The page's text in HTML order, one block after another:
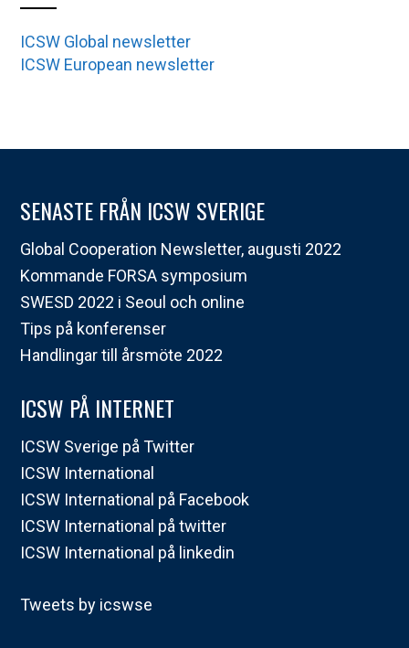
ICSW Global newsletter
ICSW European newsletter
SENASTE FRÅN ICSW SVERIGE
Global Cooperation Newsletter, augusti 2022
Kommande FORSA symposium
SWESD 2022 i Seoul och online
Tips på konferenser
Handlingar till årsmöte 2022
ICSW PÅ INTERNET
ICSW Sverige på Twitter
ICSW International
ICSW International på Facebook
ICSW International på twitter
ICSW International på linkedin
Tweets by icswse